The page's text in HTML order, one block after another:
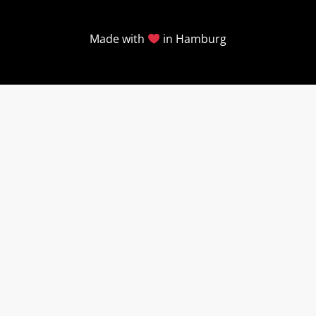
Made with in Hamburg